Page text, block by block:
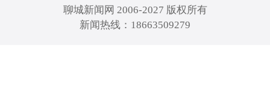
聊城新闻网 2006-2027 版权所有
新闻热线：18663509279